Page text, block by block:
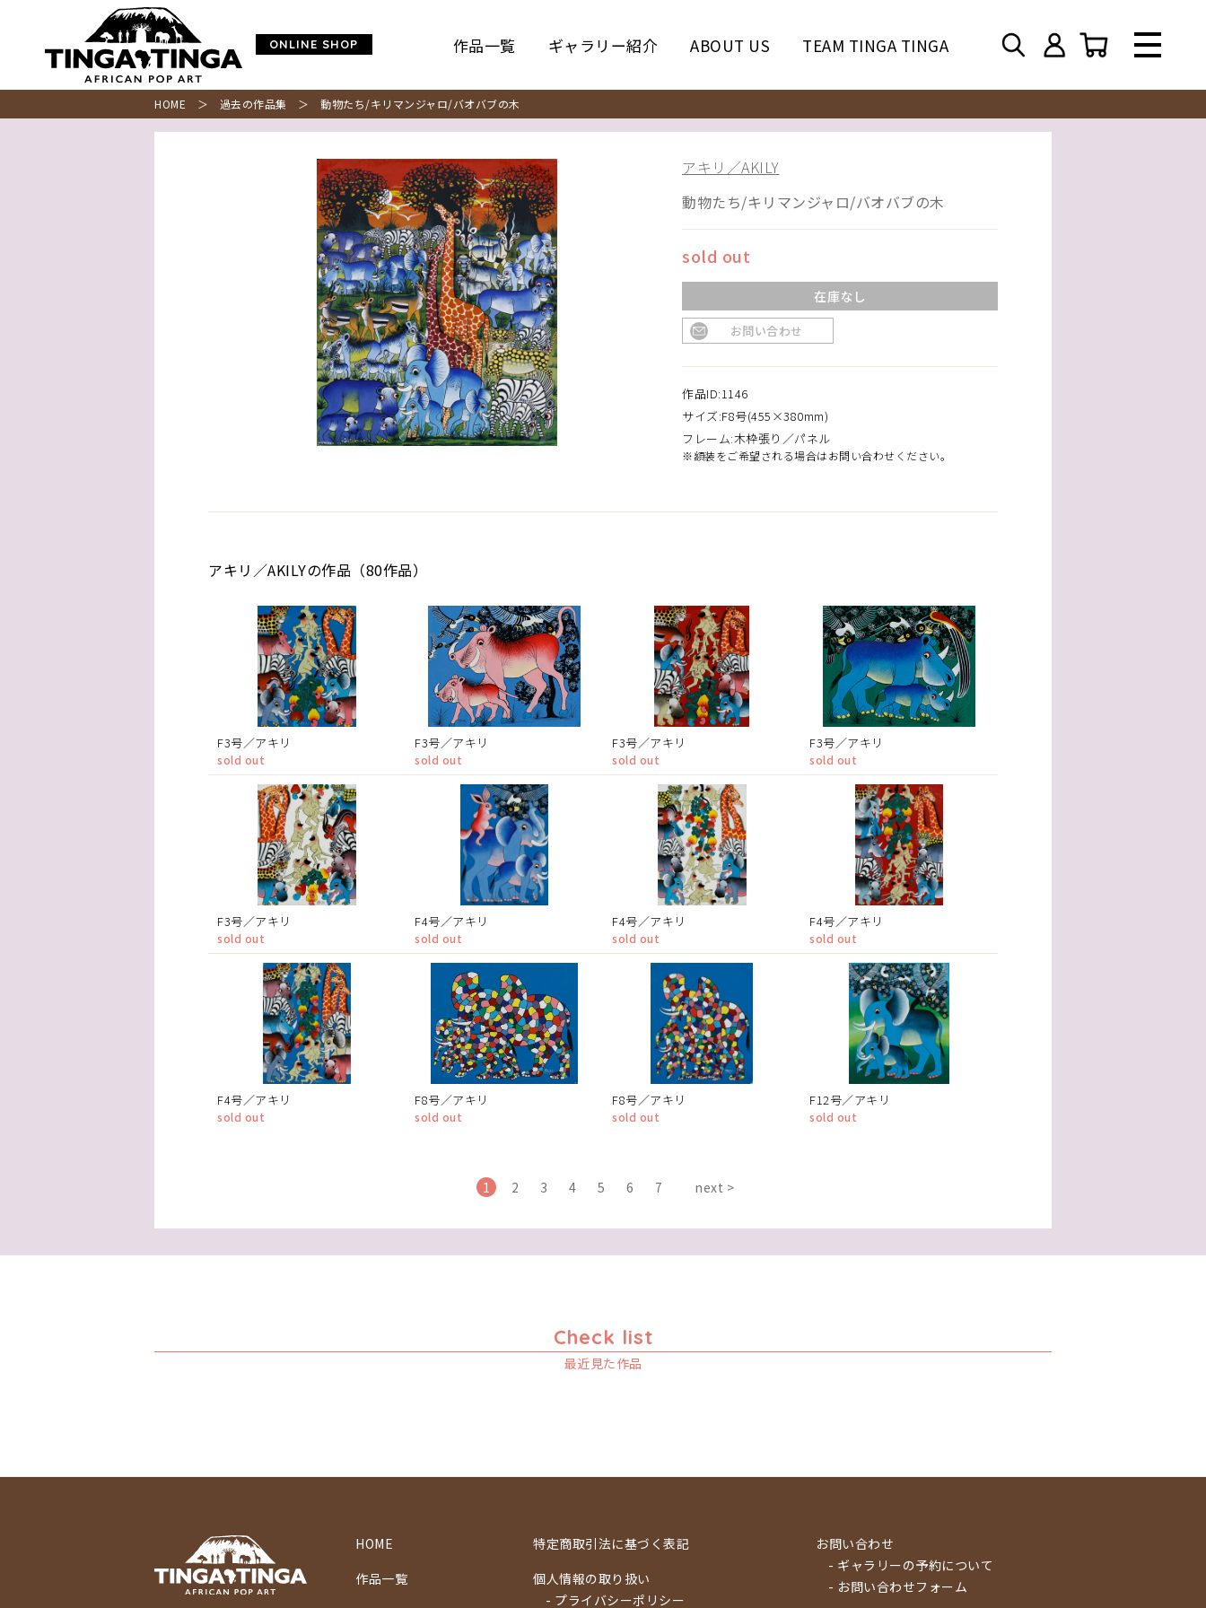
ONLINE SHOP 作品一覧 ギャラリー紹介 ABOUT US TEAM TINGA TINGA
HOME ＞ 過去の作品集 ＞ 動物たち/キリマンジャロ/バオバブの木
アキリ／AKILY
動物たち/キリマンジャロ/バオバブの木
sold out
在庫なし
お問い合わせ
作品ID:1146
サイズ:F8号(455×380mm)
フレーム:木枠張り／パネル
※額装をご希望される場合はお問い合わせください。
アキリ／AKILYの作品（80作品）
F3号／アキリ
sold out
F3号／アキリ
sold out
F3号／アキリ
sold out
F3号／アキリ
sold out
F3号／アキリ
sold out
F4号／アキリ
sold out
F4号／アキリ
sold out
F4号／アキリ
sold out
F4号／アキリ
sold out
F8号／アキリ
sold out
F8号／アキリ
sold out
F12号／アキリ
sold out
1 2 3 4 5 6 7 next >
Check list
最近見た作品
HOME
作品一覧
特定商取引法に基づく表記
個人情報の取り扱い
- プライバシーポリシー
お問い合わせ
- ギャラリーの予約について
- お問い合わせフォーム